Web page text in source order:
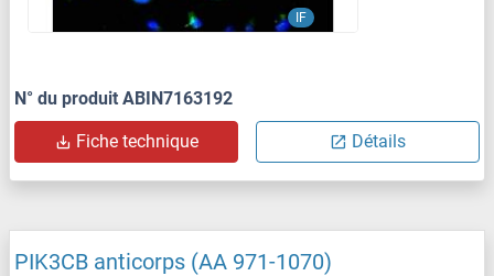
IF
N° du produit ABIN7163192
Fiche technique Détails
PIK3CB anticorps (AA 971-1070)